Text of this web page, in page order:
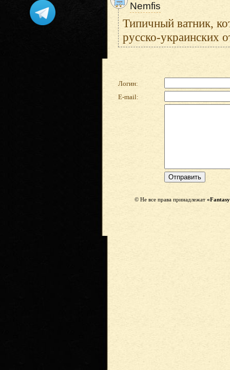
Nemfis
Типичный ватник,
русско-украинских
Логин:
E-mail:
© Не все права принадлежат